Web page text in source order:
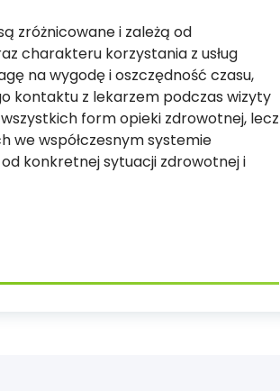
zróżnicowane i zależą od
charakteru korzystania z usług
na wygodę i oszczędność czasu,
kontaktu z lekarzem podczas wizyty
form opieki zdrowotnej, lecz
we współczesnym systemie
konkretnej sytuacji zdrowotnej i